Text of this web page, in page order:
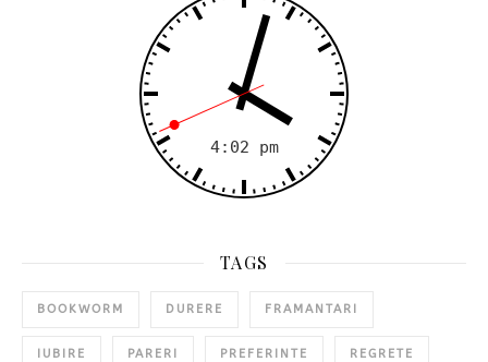
TAGS
BOOKWORM DURERE FRAMANTARI
IUBIRE PARERI PREFERINTE REGRETE